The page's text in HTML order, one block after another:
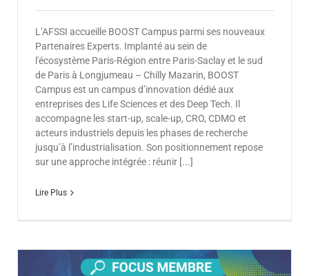
L’AFSSI accueille BOOST Campus parmi ses nouveaux
Partenaires Experts. Implanté au sein de
l'écosystème Paris-Région entre Paris-Saclay et le sud
de Paris à Longjumeau – Chilly Mazarin, BOOST
Campus est un campus d’innovation dédié aux
entreprises des Life Sciences et des Deep Tech. Il
accompagne les start-up, scale-up, CRO, CDMO et
acteurs industriels depuis les phases de recherche
jusqu’à l’industrialisation. Son positionnement repose
sur une approche intégrée : réunir [...]
Lire Plus